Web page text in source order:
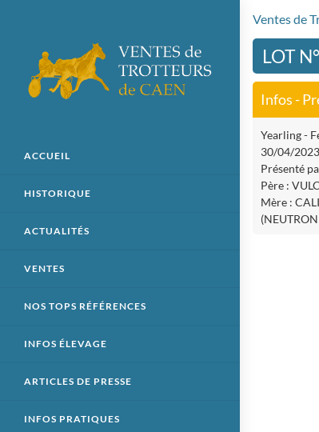
ACCUEIL
HISTORIQUE
ACTUALITÉS
VENTES
NOS TOPS RÉFÉRENCES
INFOS ÉLEVAGE
ARTICLES DE PRESSE
INFOS PRATIQUES
Ventes de
LOT
Infos -
Yearling -
30/04/2023
Présenté
Père :
Mère :